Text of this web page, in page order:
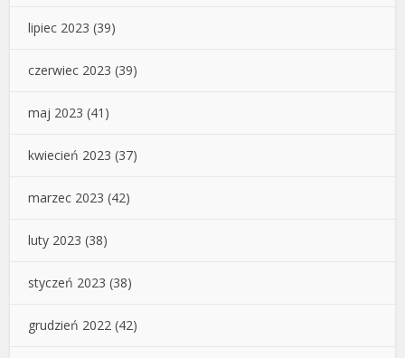
lipiec 2023 (39)
czerwiec 2023 (39)
maj 2023 (41)
kwiecień 2023 (37)
marzec 2023 (42)
luty 2023 (38)
styczeń 2023 (38)
grudzień 2022 (42)